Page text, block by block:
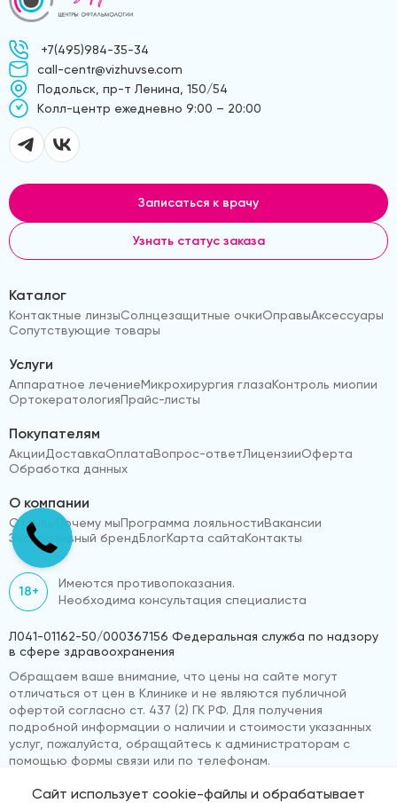
+7(495)984-35-34
call-centr@vizhuvse.com
Подольск, пр-т Ленина, 150/54
Kолл-центр ежедневно 9:00 – 20:00
Записаться к врачу
Узнать статус заказа
Каталог
Контактные линзыСолнцезащитные очкиОправыАксессуары
Сопутствующие товары
Услуги
Аппаратное лечениеМикрохирургия глазаКонтроль миопии
ОртокератологияПрайс-листы
Покупателям
АкцииДоставкаОплатаВопрос-ответЛицензииОферта
Обработка данных
О компании
Отзывы Почему мыПрограмма лояльностиВакансии
Эксклюзивный брендБлогКарта сайтаКонтакты
18+
Имеются противопоказания.
Необходима консультация специалиста
Л041-01162-50/000367156 Федеральная служба по надзору
в сфере здравоохранения
Обращаем ваше внимание, что цены на сайте могут
отличаться от цен в Клинике и не являются публичной
офертой согласно ст. 437 (2) ГК РФ. Для получения
подробной информации о наличии и стоимости указанных
услуг, пожалуйста, обращайтесь к администраторам с
помощью формы связи или по телефонам.
Сайт использует cookie-файлы и обрабатывает